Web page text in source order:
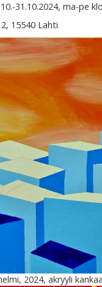
31.10.2024, ma-pe
15540 Lahti
2024, akryyli